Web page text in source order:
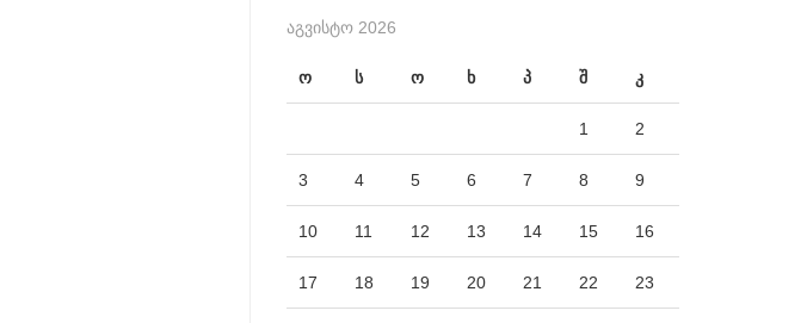
ᲐᲒᲕᲘᲡᲢᲝ 2026
ო ს ო ხ პ შ კ
1 2
3 4 5 6 7 8 9
10 11 12 13 14 15 16
17 18 19 20 21 22 23